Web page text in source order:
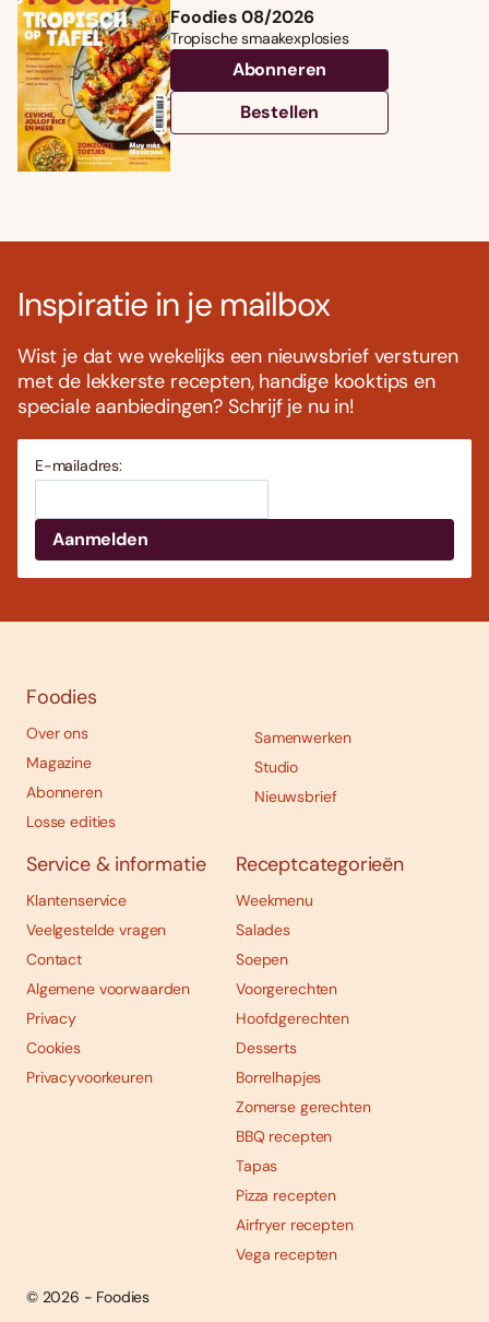
Foodies 08/2026
Tropische smaakexplosies
Abonneren
Bestellen
Inspiratie in je mailbox
Wist je dat we wekelijks een nieuwsbrief versturen
met de lekkerste recepten, handige kooktips en
speciale aanbiedingen? Schrijf je nu in!
E-mailadres:
Foodies
Over ons
Magazine
Abonneren
Losse edities
Samenwerken
Studio
Nieuwsbrief
Service & informatie
Klantenservice
Veelgestelde vragen
Contact
Algemene voorwaarden
Privacy
Cookies
Privacyvoorkeuren
Receptcategorieën
Weekmenu
Salades
Soepen
Voorgerechten
Hoofdgerechten
Desserts
Borrelhapjes
Zomerse gerechten
BBQ recepten
Tapas
Pizza recepten
Airfryer recepten
Vega recepten
© 2026 - Foodies